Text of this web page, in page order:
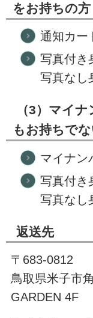
をお持ちの方
通知カー
写真付き
写真なし
（3）マイ
もお持ちで
マイナン
写真付き
写真なし
返送先
〒683-0812
鳥取県米子市
GARDEN 4F